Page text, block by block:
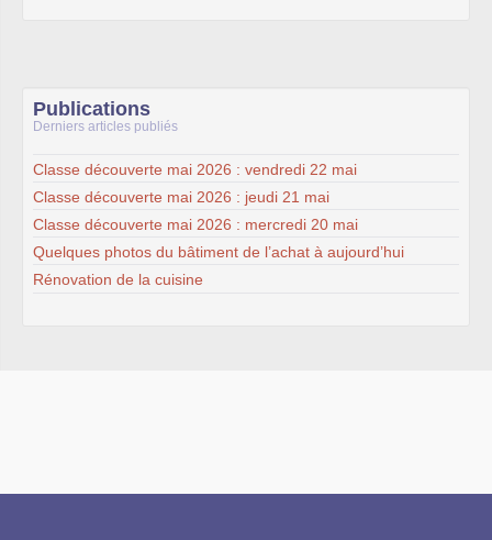
Publications
Derniers articles publiés
Classe découverte mai 2026 : vendredi 22 mai
Classe découverte mai 2026 : jeudi 21 mai
Classe découverte mai 2026 : mercredi 20 mai
Quelques photos du bâtiment de l’achat à aujourd’hui
Rénovation de la cuisine